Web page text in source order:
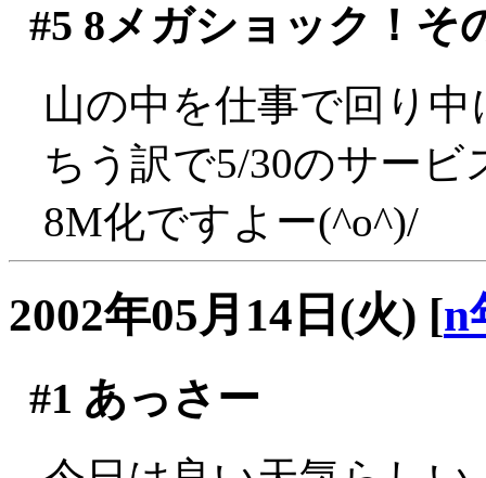
#5 8メガショック！そ
山の中を仕事で回り
ちう訳で5/30のサー
8M化ですよー(^o^)/
2002年05月14日(火) [n
#1 あっさー